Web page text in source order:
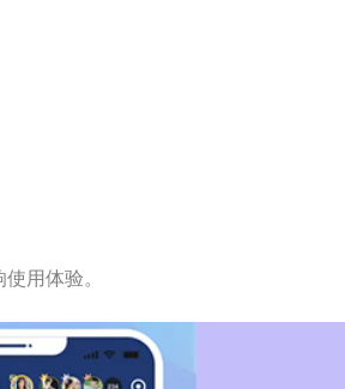
用体验。